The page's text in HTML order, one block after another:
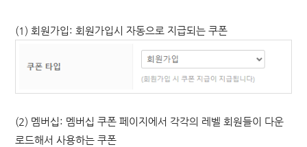
(1) 회원가입: 회원가입시 자동으로 지급되는 쿠폰
(2) 멤버십: 멤버십 쿠폰 페이지에서 각각의 레벨 회원들이 다운
로드해서 사용하는 쿠폰